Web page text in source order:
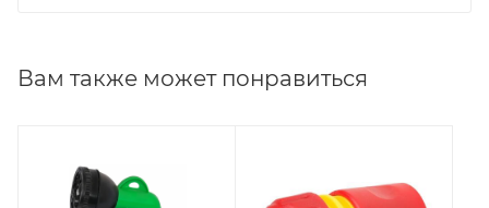
Вам также может понравиться